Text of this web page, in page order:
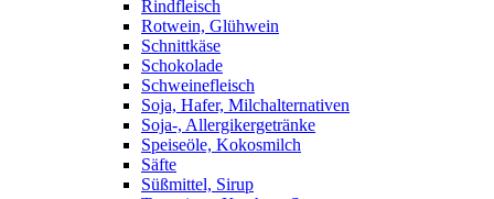
Rindfleisch
Rotwein, Glühwein
Schnittkäse
Schokolade
Schweinefleisch
Soja, Hafer, Milchalternativen
Soja-, Allergikergetränke
Speiseöle, Kokosmilch
Säfte
Süßmittel, Sirup